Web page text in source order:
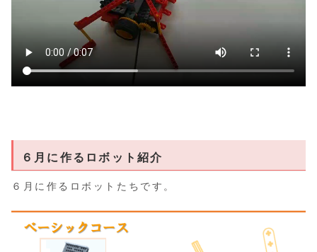
６月に作るロボット紹介
６月に作るロボットたちです。